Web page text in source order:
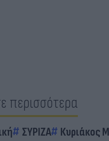
περισσότερα
ΣΥΡΙΖΑ Κυριάκος